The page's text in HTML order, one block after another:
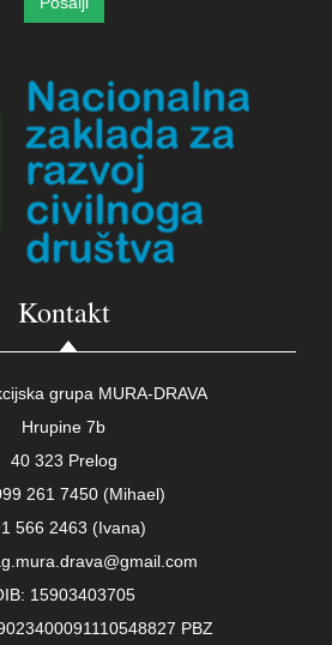
Kontakt
grupa MURA-DRAVA
Hrupine 7b
40 323 Prelog
261 7450 (Mihael)
566 2463 (Ivana)
15903403705
PBZ